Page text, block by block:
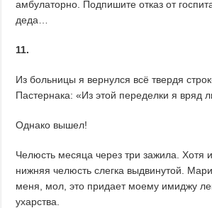
амбулаторно. Подпишите отказ от
деда…
11.
Из больницы я вернулся всё твердя
Пастернака: «Из этой переделки я вряд
Однако вышел!
Челюсть месяца через три зажила. Хотя
нижняя челюсть слегка выдвинутой.
меня, мол, это придает моему имиджу
ухарства.